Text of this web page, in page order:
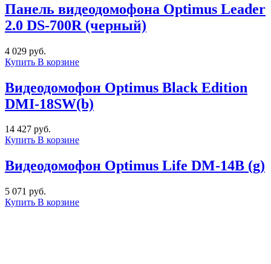
Панель видеодомофона Optimus Leader
2.0 DS-700R (черный)
4 029 руб.
Купить В корзине
Видеодомофон Optimus Black Edition
DMI-18SW(b)
14 427 руб.
Купить В корзине
Видеодомофон Optimus Life DM-14B (g)
5 071 руб.
Купить В корзине